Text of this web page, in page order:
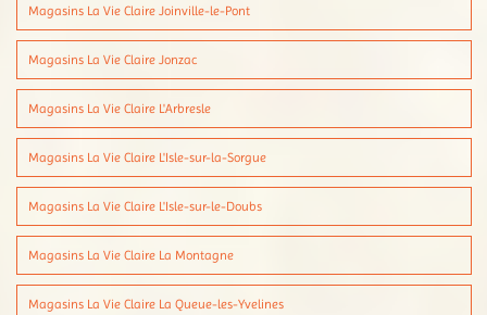
Magasins La Vie Claire Joinville-le-Pont
Magasins La Vie Claire Jonzac
Magasins La Vie Claire L'Arbresle
Magasins La Vie Claire L'Isle-sur-la-Sorgue
Magasins La Vie Claire L'Isle-sur-le-Doubs
Magasins La Vie Claire La Montagne
Magasins La Vie Claire La Queue-les-Yvelines